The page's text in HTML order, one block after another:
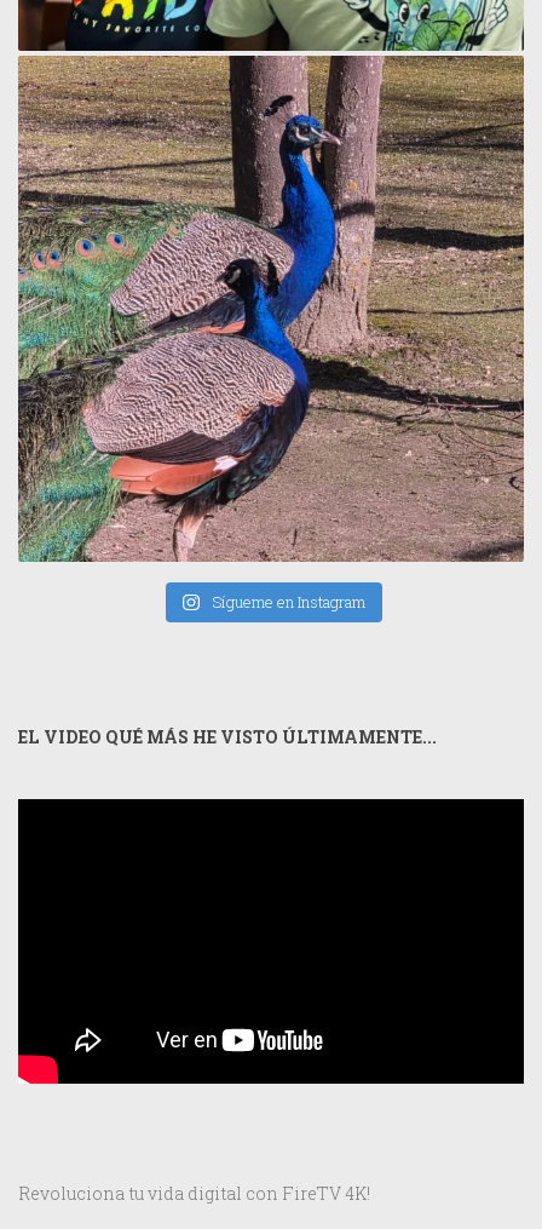
Sígueme en Instagram
EL VIDEO QUÉ MÁS HE VISTO ÚLTIMAMENTE...
Revoluciona tu vida digital con FireTV 4K!